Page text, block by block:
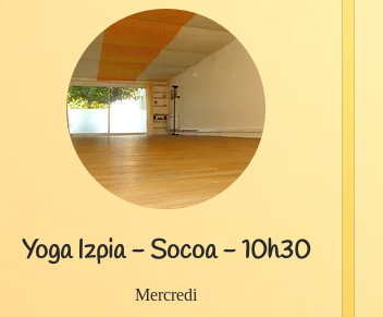
Yoga Izpia - Socoa - 10h30
Mercredi